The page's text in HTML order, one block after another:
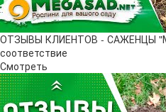
ОТЗЫВЫ КЛИЕНТОВ - САЖЕНЦЫ
соответствие
Смотреть